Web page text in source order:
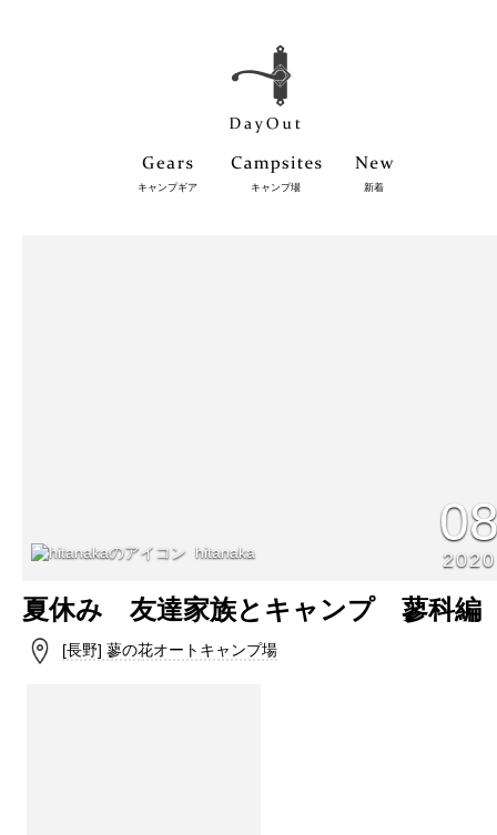
キャンプギア キャンプ場 新着
hitanaka 2020
夏休み 友達家族とキャンプ 蓼科編
[長野] 蓼の花オートキャンプ場